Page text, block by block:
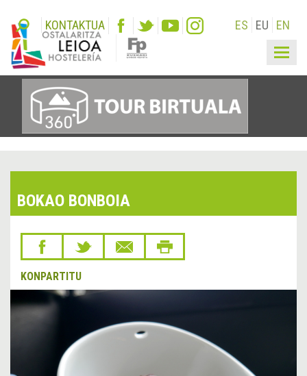
KONTAKTUA ES EU EN
BOKAO BONBOIA
KONPARTITU